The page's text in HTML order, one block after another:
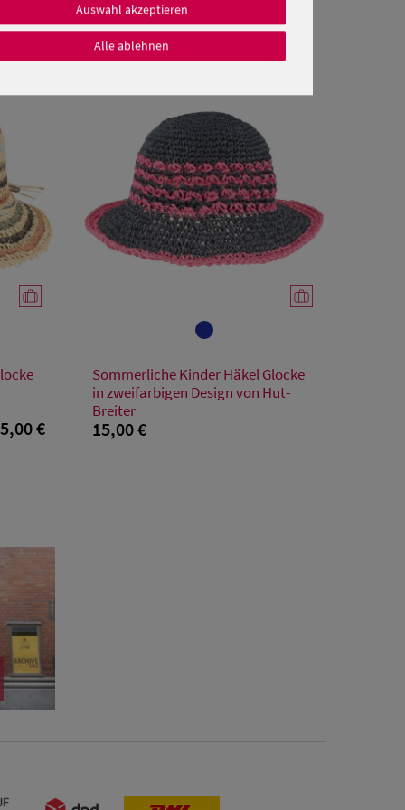
€
53 55
Sommerliche Kinder Häkel Glocke
in zweifarbigen Design von Hut-
Breiter
15,00 €
Auswahl akzeptieren
Alle ablehnen